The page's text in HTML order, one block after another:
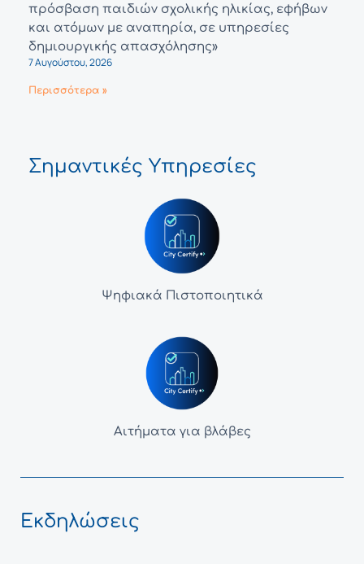
πρόσβαση παιδιών σχολικής ηλικίας, εφήβων
και ατόμων με αναπηρία, σε υπηρεσίες
δημιουργικής απασχόλησης»
7 Αυγούστου, 2026
Περισσότερα »
Σημαντικές Υπηρεσίες
Ψηφιακά Πιστοποιητικά
Αιτήματα για βλάβες
Εκδηλώσεις